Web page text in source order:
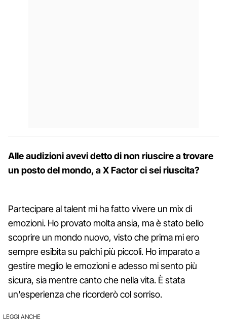
Alle audizioni avevi detto di non riuscire a trovare
un posto del mondo, a X Factor ci sei riuscita?
Partecipare al talent mi ha fatto vivere un mix di
emozioni. Ho provato molta ansia, ma è stato bello
scoprire un mondo nuovo, visto che prima mi ero
sempre esibita su palchi più piccoli. Ho imparato a
gestire meglio le emozioni e adesso mi sento più
sicura, sia mentre canto che nella vita. È stata
un'esperienza che ricorderò col sorriso.
LEGGI ANCHE